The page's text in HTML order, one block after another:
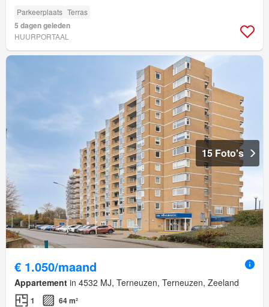
Parkeerplaats Terras
5 dagen geleden
HUURPORTAAL
15 Foto's
€ 1.050/maand
Appartement in 4532 MJ, Terneuzen, Terneuzen, Zeeland
1 64 m²